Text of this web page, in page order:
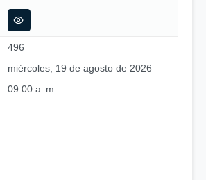
496
miércoles, 19 de agosto de 2026
09:00 a. m.